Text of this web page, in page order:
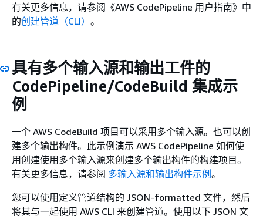
有关更多信息，请参阅《AWS CodePipeline 用户指南》 中
的创建管道（CLI） 。
具有多个输入源和输出工件的
CodePipeline/CodeBuild 集成示
例
一个 AWS CodeBuild 项目可以采用多个输入源。也可以创
建多个输出构件。此示例演示 AWS CodePipeline 如何使
用创建使用多个输入源来创建多个输出构件的构建项目。
有关更多信息，请参阅 多输入源和输出构件示例 。
您可以使用定义管道结构的 JSON-formatted 文件，然后
将其与一起使用 AWS CLI 来创建管道。使用以下 JSON 文